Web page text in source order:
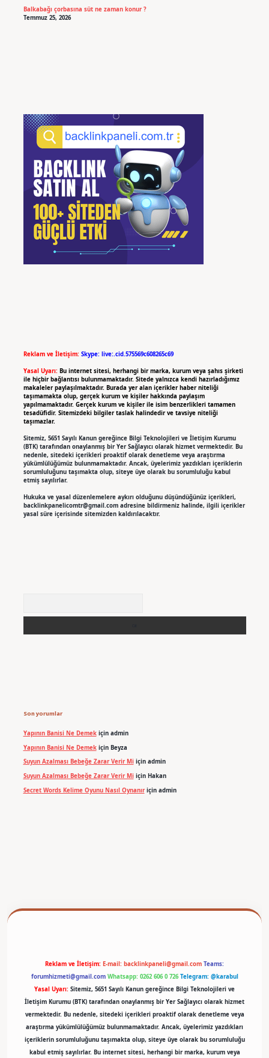
Balkabağı çorbasına süt ne zaman konur ?
Temmuz 25, 2026
Reklam ve İletişim: Skype: live:.cid.575569c608265c69
Yasal Uyarı: Bu internet sitesi, herhangi bir marka, kurum veya şahıs şirketi
ile hiçbir bağlantısı bulunmamaktadır. Sitede yalnızca kendi hazırladığımız
makaleler paylaşılmaktadır. Burada yer alan içerikler haber niteliği
taşımamakta olup, gerçek kurum ve kişiler hakkında paylaşım
yapılmamaktadır. Gerçek kurum ve kişiler ile isim benzerlikleri tamamen
tesadüfidir. Sitemizdeki bilgiler taslak halindedir ve tavsiye niteliği
taşımazlar.
Sitemiz, 5651 Sayılı Kanun gereğince Bilgi Teknolojileri ve İletişim Kurumu
(BTK) tarafından onaylanmış bir Yer Sağlayıcı olarak hizmet vermektedir. Bu
nedenle, sitedeki içerikleri proaktif olarak denetleme veya araştırma
yükümlülüğümüz bulunmamaktadır. Ancak, üyelerimiz yazdıkları içeriklerin
sorumluluğunu taşımakta olup, siteye üye olarak bu sorumluluğu kabul
etmiş sayılırlar.
Hukuka ve yasal düzenlemelere aykırı olduğunu düşündüğünüz içerikleri,
backlinkpanelicomtr@gmail.comadresine bildirmeniz halinde, ilgili içerikler
yasal süre içerisinde sitemizden kaldırılacaktır.
Son yorumlar
Yapının Banisi Ne Demekiçin admin
Yapının Banisi Ne Demekiçin Beyza
Suyun Azalması Bebeğe Zarar Verir Miiçin admin
Suyun Azalması Bebeğe Zarar Verir Miiçin Hakan
Secret Words Kelime Oyunu Nasıl Oynanıriçin admin
Reklam ve İletişim: E-mail: backlinkpaneli@gmail.com Teams:
forumhizmeti@gmail.com Whatsapp: 0262 606 0 726 Telegram: @karabul
Yasal Uyarı: Sitemiz, 5651 Sayılı Kanun gereğince Bilgi Teknolojileri ve
İletişim Kurumu (BTK) tarafından onaylanmış bir Yer Sağlayıcı olarak hizmet
vermektedir. Bu nedenle, sitedeki içerikleri proaktif olarak denetleme veya
araştırma yükümlülüğümüz bulunmamaktadır. Ancak, üyelerimiz yazdıkları
içeriklerin sorumluluğunu taşımakta olup, siteye üye olarak bu sorumluluğu
kabul etmiş sayılırlar. Bu internet sitesi, herhangi bir marka, kurum veya